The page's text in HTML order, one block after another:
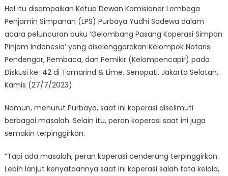
Hal itu disampaikan Ketua Dewan Komisioner Lembaga
Penjamin Simpanan (LPS) Purbaya Yudhi Sadewa dalam
acara peluncuran buku ‘Gelombang Pasang Koperasi Simpan
Pinjam Indonesia’ yang diselenggarakan Kelompok Notaris
Pendengar, Pembaca, dan Pemikir (Kelompencapir) pada
Diskusi ke-42 di Tamarind & Lime, Senopati, Jakarta Selatan,
Kamis (27/7/2023).
Namun, menurut Purbaya, saat ini koperasi diselimuti
berbagai masalah. Selain itu, peran koperasi saat ini juga
semakin terpinggirkan.
“Tapi ada masalah, peran koperasi cenderung terpinggirkan.
Lebih lanjut kenyataannya saat ini koperasi salah tata kelola,